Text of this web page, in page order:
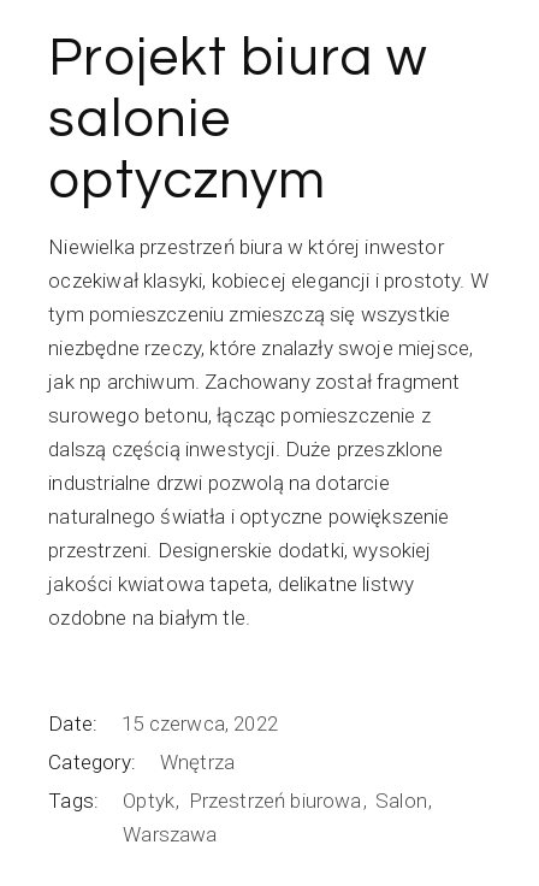
Projekt biura w
salonie
optycznym
Niewielka przestrzeń biura w której inwestor
oczekiwał klasyki, kobiecej elegancji i prostoty. W
tym pomieszczeniu zmieszczą się wszystkie
niezbędne rzeczy, które znalazły swoje miejsce,
jak np archiwum. Zachowany został fragment
surowego betonu, łącząc pomieszczenie z
dalszą częścią inwestycji. Duże przeszklone
industrialne drzwi pozwolą na dotarcie
naturalnego światła i optyczne powiększenie
przestrzeni. Designerskie dodatki, wysokiej
jakości kwiatowa tapeta, delikatne listwy
ozdobne na białym tle.
Date:
15 czerwca, 2022
Category:
Wnętrza
Tags:
Optyk Przestrzeń biurowa Salon
Warszawa